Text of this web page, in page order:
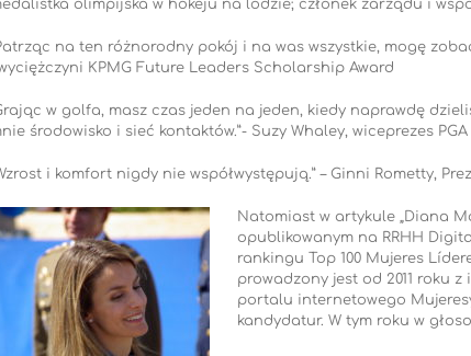
olimpijska w hokeju na lodzie; członek zarządu i
na ten różnorodny pokój i na was wszystkie, mogę
KPMG Future Leaders Scholarship Award
w golfa, masz czas jeden na jeden, kiedy naprawdę
środowisko i sieć kontaktów.”- Suzy Whaley, wiceprezes
i komfort nigdy nie współwystępują.” – Ginni Rometty,
Natomiast w artykule „Diana
opublikowanym na RRHH
rankingu Top 100 Mujeres
prowadzony jest od 2011 roku
portalu internetowego
kandydatur. W tym roku w